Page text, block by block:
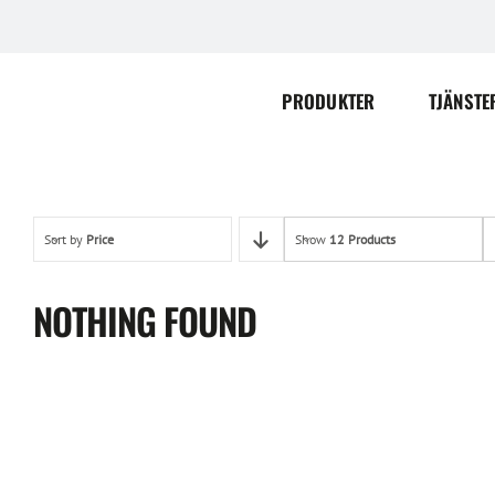
PRODUKTER
Sort by Price Show 12 Products
NOTHING FOUND